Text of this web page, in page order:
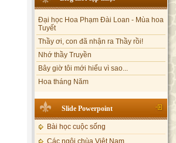
Đại học Hoa Phạm Đài Loan - Mùa hoa
Thầy ơi, con đã nhận ra Thầy rồi!
Nhớ thầy Truyền
Bây giờ tôi mới hiểu vì sao...
Hoa tháng Năm
Cổ phần công đức
Đi tìm vũ khúc mùa hè
Mơ màng Phật dạy....
Lời thú tội của chị gái nhỏ nhen
Slide Powerpoint
Bài học cuộc sống
Các ngôi chùa Việt Nam